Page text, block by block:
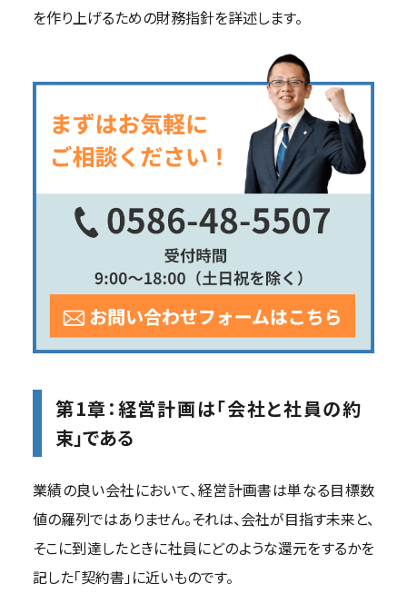
を作り上げるための財務指針を詳述します。
第1章：経営計画は「会社と社員の約
束」である
業績の良い会社において、経営計画書は単なる目標数
値の羅列ではありません。それは、会社が目指す未来と、
そこに到達したときに社員にどのような還元をするかを
記した「契約書」に近いものです。